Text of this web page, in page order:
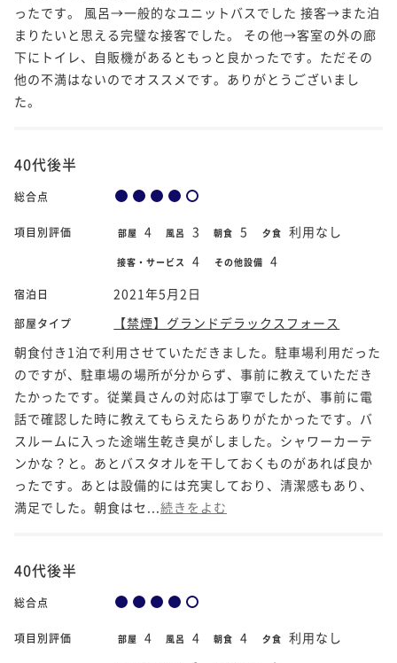
ったです。 風呂→一般的なユニットバスでした 接客→また泊
まりたいと思える完璧な接客でした。 その他→客室の外の廊
下にトイレ、自販機があるともっと良かったです。ただその
他の不満はないのでオススメです。ありがとうございまし
た。
40代後半
総合点
項目別評価 部屋 4 風呂 3 朝食 5 夕食 利用なし
接客・サービス 4 その他設備 4
宿泊日 2021年5月2日
部屋タイプ
【禁煙】グランドデラックスフォース
朝食付き1泊で利用させていただきました。駐車場利用だった
のですが、駐車場の場所が分からず、事前に教えていただき
たかったです。従業員さんの対応は丁寧でしたが、事前に電
話で確認した時に教えてもらえたらありがたかったです。バ
スルームに入った途端生乾き臭がしました。シャワーカーテ
ンかな？と。あとバスタオルを干しておくものがあれば良か
ったです。あとは設備的には充実しており、清潔感もあり、
満足でした。朝食はセ... 続きをよむ
40代後半
総合点
項目別評価 部屋 4 風呂 4 朝食 4 夕食 利用なし